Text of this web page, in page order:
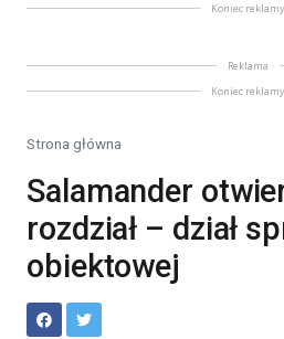
Koniec reklamy
Reklama
Koniec reklamy
Strona główna
Salamander
rozdział – dział
obiektowej